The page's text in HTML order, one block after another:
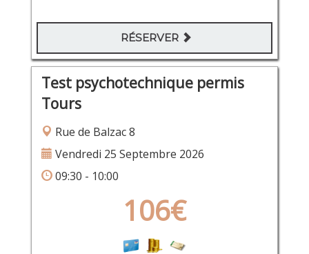
RÉSERVER
Test psychotechnique permis
Tours
Rue de Balzac 8
Vendredi 25 Septembre 2026
09:30 - 10:00
106€